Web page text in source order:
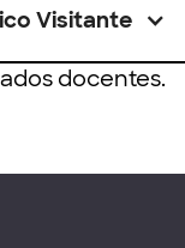
Visitante
docentes.